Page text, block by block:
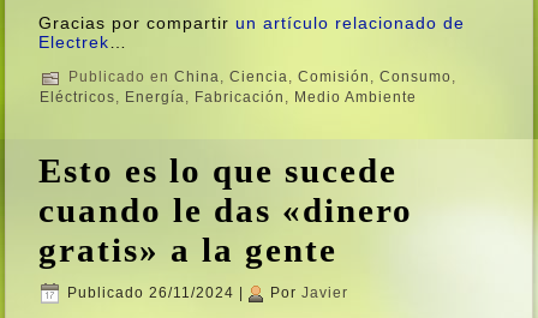
Gracias por compartir un artí­culo relacionado de
Electrek
Publicado en China,Ciencia,Comisión ,Consumo,
Eléctricos, Energí­a, Fabricación , Medio Ambiente
Esto es lo que sucede
cuando le das «dinero
gratis» a la gente
Publicado 26/11/2024 Por Javier